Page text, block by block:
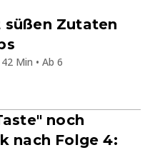
Zutaten
Min • Ab 6
noch
nach Folge 4: